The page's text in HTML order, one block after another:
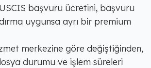
başvuru ücretini, başvuru
uygunsa ayrı bir premium
merkezine göre değiştiğinden,
durumu ve işlem süreleri